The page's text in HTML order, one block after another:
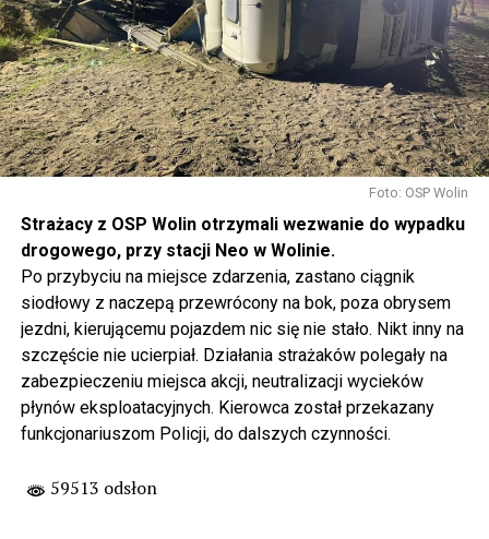
Foto: OSP Wolin
Strażacy z OSP Wolin otrzymali wezwanie do wypadku
drogowego, przy stacji Neo w Wolinie.
Po przybyciu na miejsce zdarzenia, zastano ciągnik
siodłowy z naczepą przewrócony na bok, poza obrysem
jezdni, kierującemu pojazdem nic się nie stało. Nikt inny na
szczęście nie ucierpiał. Działania strażaków polegały na
zabezpieczeniu miejsca akcji, neutralizacji wycieków
płynów eksploatacyjnych. Kierowca został przekazany
funkcjonariuszom Policji, do dalszych czynności.
59513 odsłon